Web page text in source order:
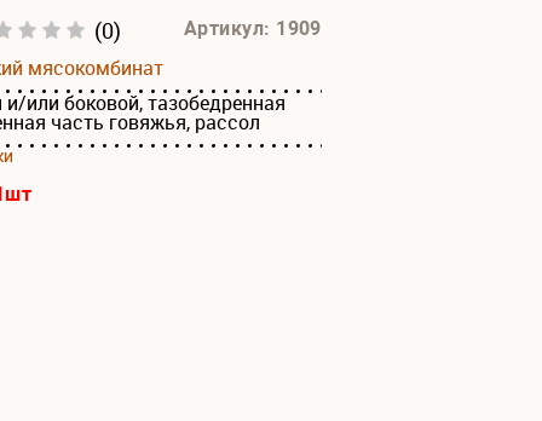
(0) Артикул: 1909
мясокомбинат
или боковой, тазобедренная
часть говяжья, рассол
шт